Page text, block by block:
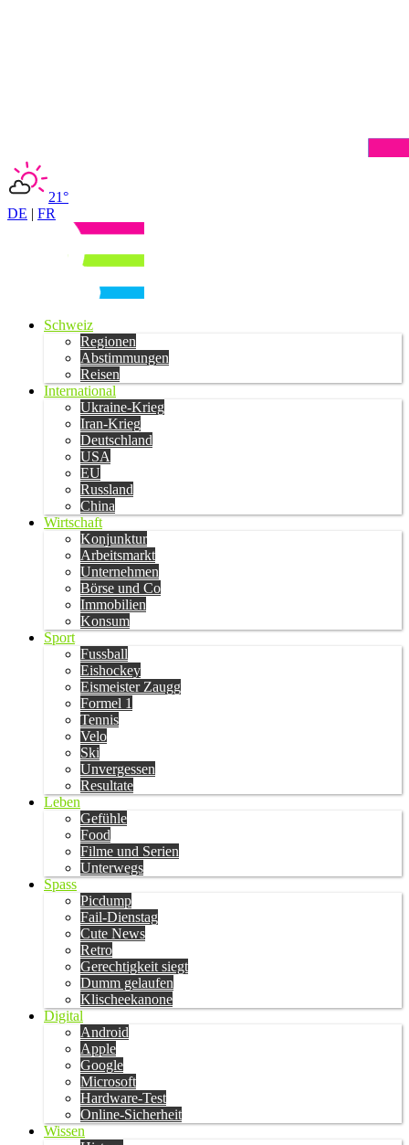
21°
DE | FR
Schweiz
Regionen
Abstimmungen
Reisen
International
Ukraine-Krieg
Iran-Krieg
Deutschland
USA
EU
Russland
China
Wirtschaft
Konjunktur
Arbeitsmarkt
Unternehmen
Börse und Co
Immobilien
Konsum
Sport
Fussball
Eishockey
Eismeister Zaugg
Formel 1
Tennis
Velo
Ski
Unvergessen
Resultate
Leben
Gefühle
Food
Filme und Serien
Unterwegs
Spass
Picdump
Fail-Dienstag
Cute News
Retro
Gerechtigkeit siegt
Dumm gelaufen
Klischeekanone
Digital
Android
Apple
Google
Microsoft
Hardware-Test
Online-Sicherheit
Wissen